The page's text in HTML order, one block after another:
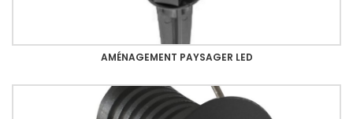
AMÉNAGEMENT PAYSAGER LED